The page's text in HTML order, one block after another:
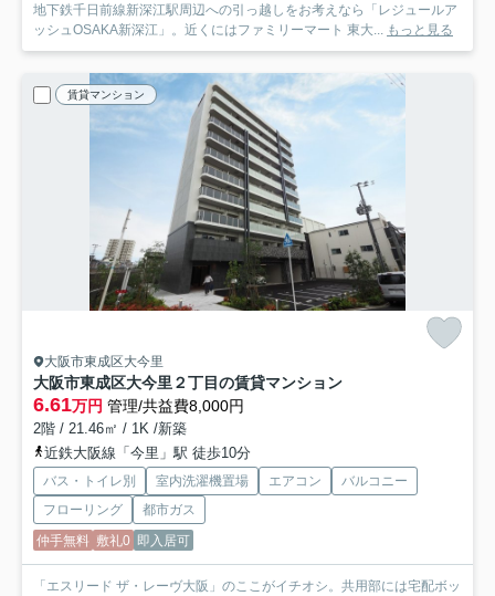
地下鉄千日前線新深江駅周辺への引っ越しをお考えなら「レジュールア
ッシュOSAKA新深江」。近くにはファミリーマート 東大... もっと見る
賃貸マンション
大阪市東成区大今里
大阪市東成区大今里２丁目の賃貸マンション
6.61万円 管理/共益費8,000円
2階 / 21.46㎡ / 1K /新築
近鉄大阪線「今里」駅 徒歩10分
バス・トイレ別 室内洗濯機置場 エアコン
バルコニー
フローリング
都市ガス
仲手無料 敷礼0 即入居可
「エスリード ザ・レーヴ大阪」のここがイチオシ。共用部には宅配ボッ